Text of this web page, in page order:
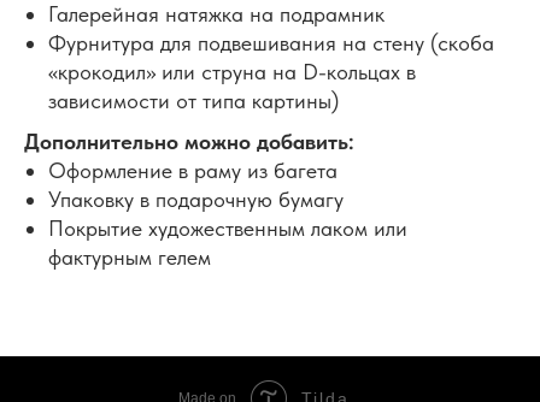
Галерейная натяжка на подрамник
Фурнитура для подвешивания на стену (скоба
«крокодил» или струна на D-кольцах в
зависимости от типа картины)
Дополнительно можно добавить:
Оформление в раму из багета
Упаковку в подарочную бумагу
Покрытие художественным лаком или
фактурным гелем